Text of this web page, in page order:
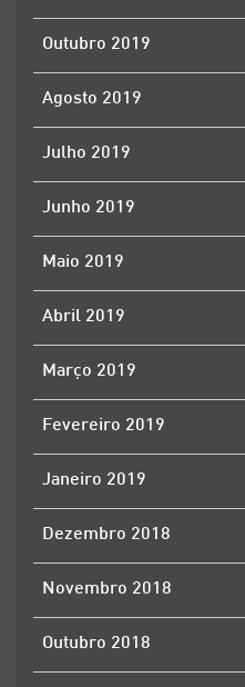
Outubro 2019
Agosto 2019
Julho 2019
Junho 2019
Maio 2019
Abril 2019
Março 2019
Fevereiro 2019
Janeiro 2019
Dezembro 2018
Novembro 2018
Outubro 2018